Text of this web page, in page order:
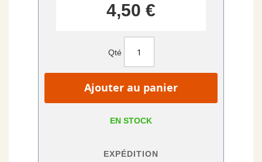
4,50 €
Qté
Ajouter au panier
EN STOCK
EXPÉDITION